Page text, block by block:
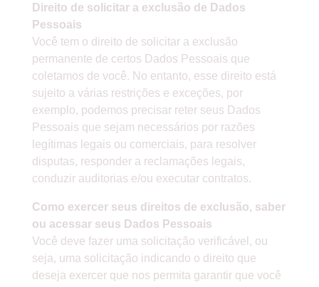
Direito de solicitar a exclusão de Dados
Pessoais
Você tem o direito de solicitar a exclusão
permanente de certos Dados Pessoais que
coletamos de você. No entanto, esse direito está
sujeito a várias restrições e exceções, por
exemplo, podemos precisar reter seus Dados
Pessoais que sejam necessários por razões
legítimas legais ou comerciais, para resolver
disputas, responder a reclamações legais,
conduzir auditorias e/ou executar contratos.
Como exercer seus direitos de exclusão, saber
ou acessar seus Dados Pessoais
Você deve fazer uma solicitação verificável, ou
seja, uma solicitação indicando o direito que
deseja exercer que nos permita garantir que você